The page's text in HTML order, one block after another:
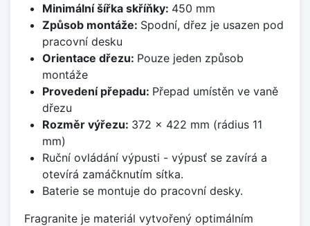
Minimální šířka skříňky: 450 mm
Způsob montáže: Spodní, dřez je usazen pod
pracovní desku
Orientace dřezu: Pouze jeden způsob
montáže
Provedení přepadu: Přepad umístěn ve vaně
dřezu
Rozměr výřezu: 372 x 422 mm (rádius 11
mm)
Ruční ovládání výpusti - výpusť se zavírá a
otevírá zamáčknutím sítka.
Baterie se montuje do pracovní desky.
Fragranite je materiál vytvořený optimálním